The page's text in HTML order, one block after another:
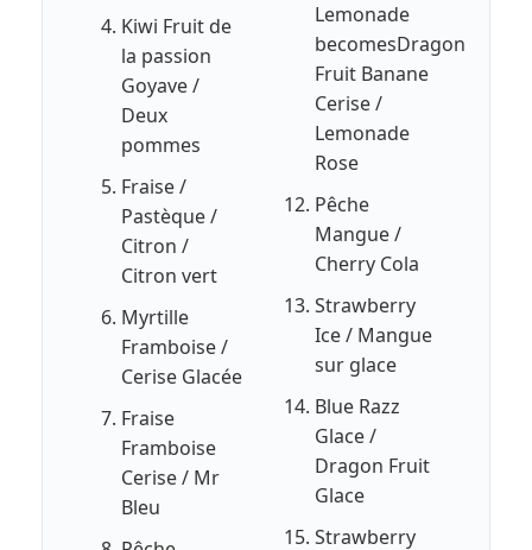
Kiwi Fruit de
la passion
Goyave /
Deux
pommes
Fraise /
Pastèque /
Citron /
Citron vert
Myrtille
Framboise /
Cerise Glacée
Fraise
Framboise
Cerise / Mr
Bleu
Lemonade
becomesDragon
Fruit Banane
Cerise /
Lemonade
Rose
Pêche
Mangue /
Cherry Cola
Strawberry
Ice / Mangue
sur glace
Blue Razz
Glace /
Dragon Fruit
Glace
Strawberry